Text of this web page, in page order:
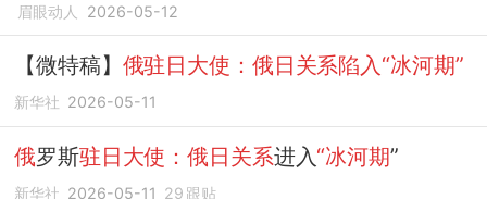
眉眼动人 2026-05-12
【微特稿】 俄驻日大使：俄日关系陷入“冰河期”
新华社 2026-05-11
俄罗斯驻日大使：俄日关系进入“冰河期”
新华社 2026-05-11 29 跟贴